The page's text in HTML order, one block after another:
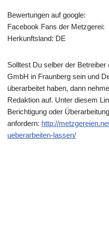
Bewertungen auf google:
Facebook Fans der Metzgerei:
Herkunftsland: DE
Solltest Du selber der
GmbH in Fraunberg sein und
überarbeitet haben, dann
Redaktion auf. Unter diesem
Berichtigung oder
anfordern: http://
ueberarbeiten-lassen/